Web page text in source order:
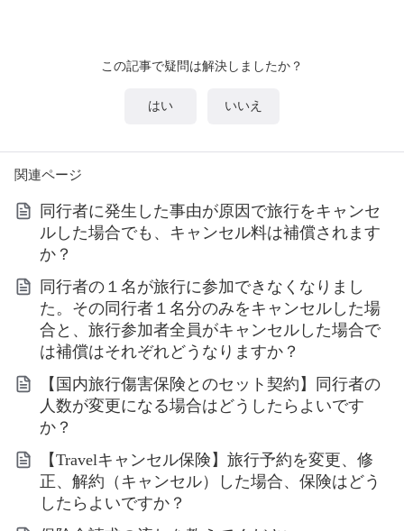
この記事で疑問は解決しましたか？
はい いいえ
関連ページ
同行者に発生した事由が原因で旅行をキャンセ
ルした場合でも、キャンセル料は補償されます
か？
同行者の１名が旅行に参加できなくなりまし
た。その同行者１名分のみをキャンセルした場
合と、旅行参加者全員がキャンセルした場合で
は補償はそれぞれどうなりますか？
【国内旅行傷害保険とのセット契約】同行者の
人数が変更になる場合はどうしたらよいです
か？
【Travelキャンセル保険】旅行予約を変更、修
正、解約（キャンセル）した場合、保険はどう
したらよいですか？